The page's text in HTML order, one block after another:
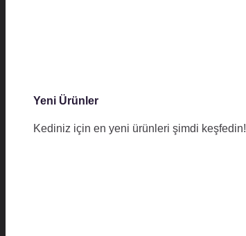
Yeni Ürünler
Kediniz için en yeni ürünleri şimdi keşfedin!